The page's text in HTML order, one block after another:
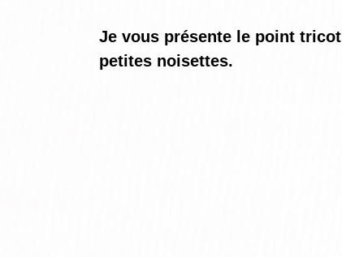
Je vous présente le point tricot
petites noisettes.